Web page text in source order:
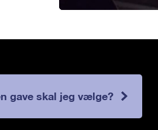
gave skal jeg vælge?